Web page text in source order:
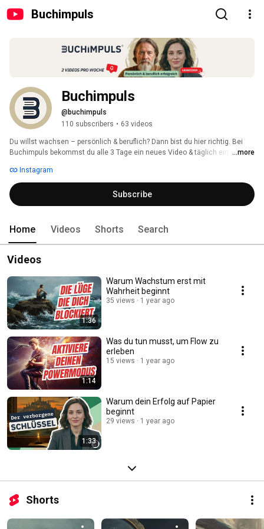
Buchimpuls
Buchimpuls
@buchimpuls
110 subscribers • 63 videos
Du willst wachsen – persönlich & beruflich? Dann bist du hier richtig. Bei
Buchimpuls bekommst du alle 3 Tage ein neues Video & täglich ein Short
...more
Instagram
Subscribe
Home Videos Shorts Search
Videos
1:36
Warum Wachstum erst mit
Wahrheit beginnt
35 views 1 year ago
1:14
Was du tun musst, um Flow zu
erleben
15 views 1 year ago
1:33
Warum dein Erfolg auf Papier
beginnt
29 views 1 year ago
Shorts